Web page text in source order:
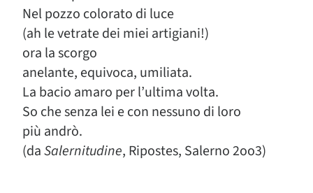
Nel pozzo colorato di luce
(ah le vetrate dei miei artigiani!)
ora la scorgo
anelante, equivoca, umiliata.
La bacio amaro per l’ultima volta.
So che senza lei e con nessuno di loro
più andrò.
(daSalernitudine, Ripostes, Salerno 2oo3)